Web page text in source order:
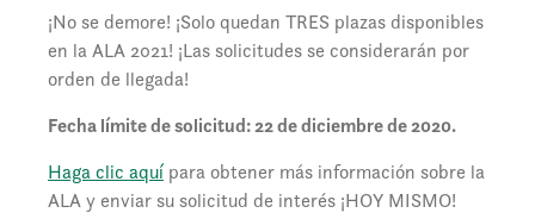
¡No se demore! ¡Solo quedan TRES plazas disponibles
en la ALA 2021! ¡Las solicitudes se considerarán por
orden de llegada!
Fecha límite de solicitud: 22 de diciembre de 2020.
Haga clic aquí para obtener más información sobre la
ALA y enviar su solicitud de interés ¡HOY MISMO!